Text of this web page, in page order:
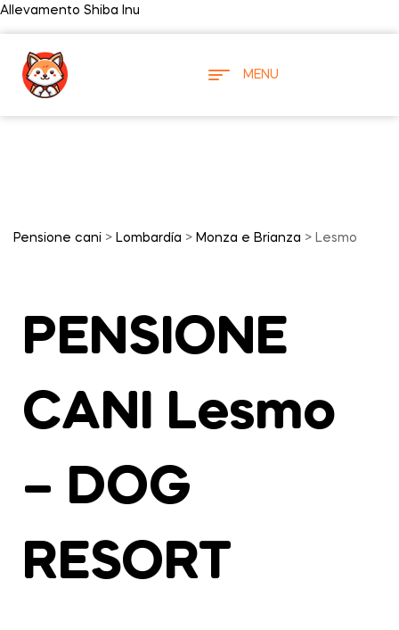
Allevamento Shiba Inu
MENU
Pensione cani > Lombardía > Monza e Brianza > Lesmo
PENSIONE
CANI Lesmo
– DOG
RESORT